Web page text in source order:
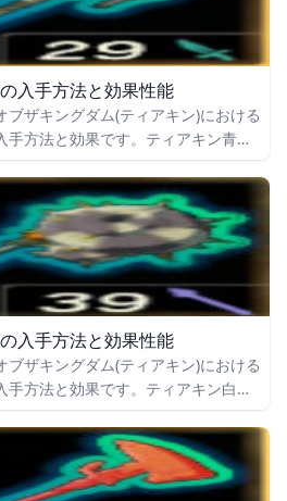
入手方法と効果性能
ブザキングダム(ティアキン)における
方法と効果です。ティアキン青ヒ
掲載しています。
入手方法と効果性能
ブザキングダム(ティアキン)における
方法と効果です。ティアキン白銀
掲載しています。